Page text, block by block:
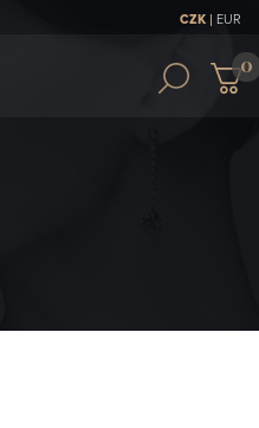
CZK | EUR